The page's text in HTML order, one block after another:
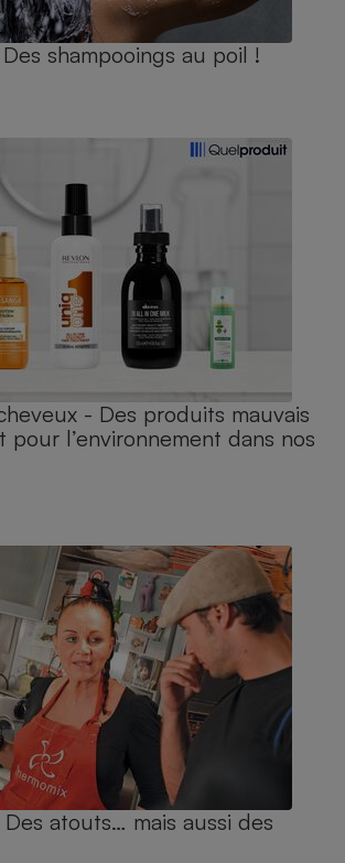
shampooings au poil !
- Des produits mauvais
pour l’environnement dans nos
atouts… mais aussi des